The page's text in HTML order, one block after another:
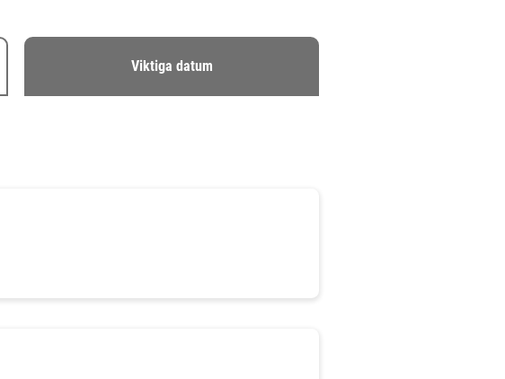
Viktiga datum